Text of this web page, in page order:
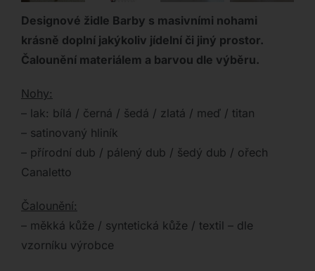
Designové židle Barby s masivními nohami
krásně doplní jakýkoliv jídelní či jiný prostor.
Čalounění materiálem a barvou dle výběru.
Nohy:
– lak: bílá / černá / šedá / zlatá / meď / titan
– satinovaný hliník
– přírodní dub / pálený dub / šedý dub / ořech
Canaletto
Čalounění:
– měkká kůže / syntetická kůže / textil – dle
vzorníku výrobce